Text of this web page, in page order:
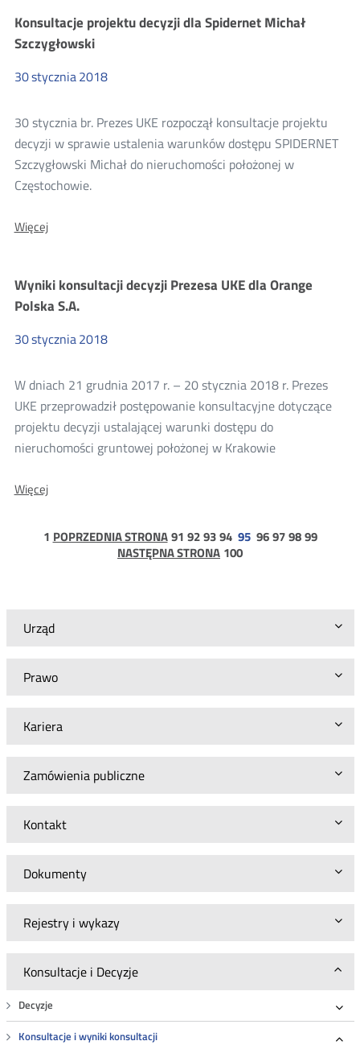
Urząd
Prawo
Kariera
Zamówienia publiczne
Kontakt
Dokumenty
Rejestry i wykazy
Konsultacje i Decyzje
Decyzje
Konsultacje i wyniki konsultacji
Prezesa
UKE
dla
sp.
Konsultacje projektu decyzji dla Spidernet Michał
Szczygłowski
30stycznia2018
30 stycznia br. Prezes UKE rozpoczął konsultacje projektu
decyzji w sprawie ustalenia warunków dostępu SPIDERNET
Szczygłowski Michał do nieruchomości położonej w
Częstochowie.
WięcejO:
dla
Spidernet
Michał
Wyniki konsultacji decyzji Prezesa UKE dla Orange
Polska S.A.
30stycznia2018
W dniach 21 grudnia 2017 r. – 20 stycznia 2018 r. Prezes
UKE przeprowadził postępowanie konsultacyjne dotyczące
projektu decyzji ustalającej warunki dostępu do
nieruchomości gruntowej położonej w Krakowie
WięcejO:
decyzji
Prezesa
S.A.
1strona
POPRZEDNIA STRONAstrona
91 strona
92strona
93strona
94 95 strona
96strona
97strona
98strona
99
NASTĘPNA STRONA 100strona